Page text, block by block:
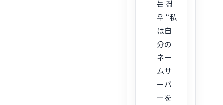
는 경
우 “私
は自
分の
ネー
ムサ
ーバ
ーを